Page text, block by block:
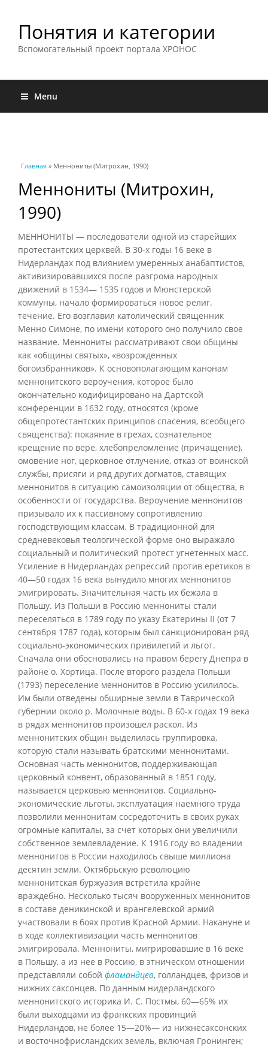
Понятия и категории
Вспомогательный проект портала ХРОНОС
Menu
Вы здесь
Главная » Меннониты (Митрохин, 1990)
Меннониты (Митрохин,
1990)
МЕННОНИТЫ — последователи одной из старейших
протестантских церквей. В 30-х годы 16 веке в
Нидерландах под влиянием умеренных анабаптистов,
активизировавшихся после разгрома народных
движений в 1534— 1535 годов и Мюнстерской
коммуны, начало формироваться новое религ.
течение. Его возглавил католический священник
Менно Симоне, по имени которого оно получило свое
название. Меннониты рассматривают свои общины
как «общины святых», «возрожденных
богоизбранников». К основополагающим канонам
меннонитского вероучения, которое было
окончательно кодифицировано на Дартской
конференции в 1632 году, относятся (кроме
общепротестантских принципов спасения, всеобщего
священства): покаяние в грехах, сознательное
крещение по вере, хлебопреломление (причащение),
омовение ног, церковное отлучение, отказ от воинской
службы, присяги и ряд других догматов, ставящих
меннонитов в ситуацию самоизоляции от общества, в
особенности от государства. Вероучение меннонитов
призывало их к пассивному сопротивлению
господствующим классам. В традиционной для
средневековья теологической форме оно выражало
социальный и политический протест угнетенных масс.
Усиление в Нидерландах репрессий против еретиков в
40—50 годах 16 века вынудило многих меннонитов
эмигрировать. Значительная часть их бежала в
Польшу. Из Польши в Россию меннониты стали
переселяться в 1789 году по указу Екатерины II (от 7
сентября 1787 года), которым был санкционирован ряд
социально-экономических привилегий и льгот.
Сначала они обосновались на правом берегу Днепра в
районе о. Хортица. После второго раздела Польши
(1793) переселение меннонитов в Россию усилилось.
Им были отведены обширные земли в Таврической
губернии около р. Молочные воды. В 60-х годах 19 века
в рядах меннонитов произошел раскол. Из
меннонитских общин выделилась группировка,
которую стали называть братскими меннонитами.
Основная часть меннонитов, поддерживающая
церковный конвент, образованный в 1851 году,
называется церковью меннонитов. Социально-
экономические льготы, эксплуатация наемного труда
позволили меннонитам сосредоточить в своих руках
огромные капиталы, за счет которых они увеличили
собственное землевладение. К 1916 году во владении
меннонитов в России находилось свыше миллиона
десятин земли. Октябрьскую революцию
меннонитская буржуазия встретила крайне
враждебно. Несколько тысяч вооруженных меннонитов
в составе деникинской и врангелевской армий
участвовали в боях против Красной Армии. Накануне и
в ходе коллективизации часть меннонитов
эмигрировала. Меннониты, мигрировавшие в 16 веке
в Польшу, а из нее в Россию, в этническом отношении
представляли собой фламандцев, голландцев, фризов и
нижних саксонцев. По данным нидерландского
меннонитского историка И. С. Постмы, 60—65% их
были выходцами из франкских провинций
Нидерландов, не более 15—20%— из нижнесаксонских
и восточнофрисландских земель, включая Гронинген;